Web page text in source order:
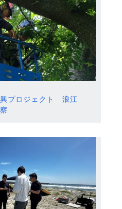
プロジェクト 浪江